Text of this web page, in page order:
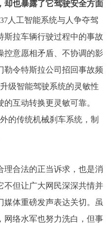
却也暴露了它驾驶安全方面
人工智能系统与人争夺驾
斯拉车辆行驶过程中的事故
控意愿相矛盾、不协调的影
勒令特斯拉公司招回事故频
级智能驾驶系统的灵敏性
互动转换更灵敏可靠。
的传统机械刹车系统，制
理合法的正当诉求，也是消
不但让广大网民深深共情并
媒体重磅发声表达关切。虽
网络水军也努力洗白，但事